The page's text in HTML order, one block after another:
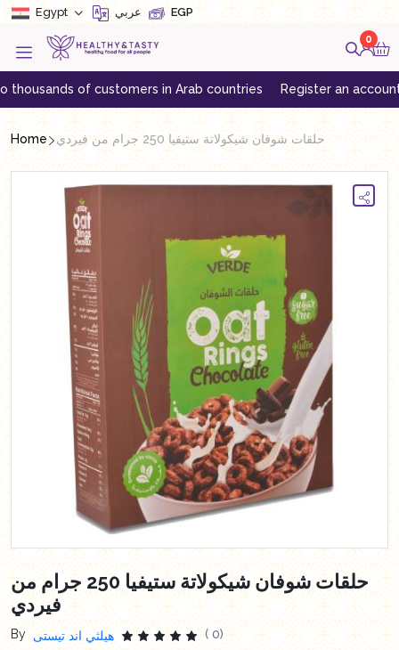
Egypt عربي EGP
0
of customers in Arab countries Register an account to get
Home حلقات شوفان شيكولاتة ستيفيا 250 جرام من فيردي
حلقات شوفان شيكولاتة ستيفيا 250 جرام من
فيردي
By هيلثي اند تيستى ( 0)